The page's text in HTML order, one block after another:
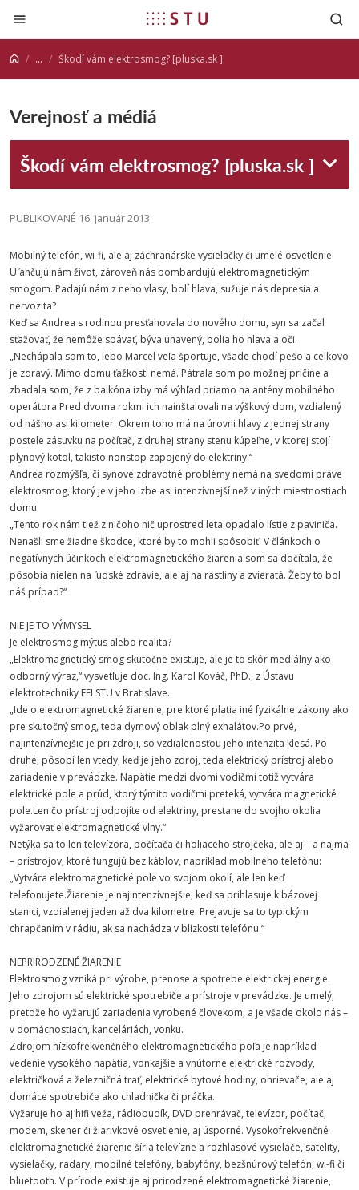
Prejsť na obsah
... Škodí vám elektrosmog? [pluska.sk ]
Verejnosť a médiá
Škodí vám elektrosmog? [pluska.sk ]
PUBLIKOVANÉ 16. január 2013
Mobilný telefón, wi-fi, ale aj záchranárske vysielačky či umelé osvetlenie.
Uľahčujú nám život, zároveň nás bombardujú elektromagnetickým
smogom. Padajú nám z neho vlasy, bolí hlava, sužuje nás depresia a
nervozita?
Keď sa Andrea s rodinou presťahovala do nového domu, syn sa začal
sťažovať, že nemôže spávať, býva unavený, bolia ho hlava a oči.
„Nechápala som to, lebo Marcel veľa športuje, všade chodí pešo a celkovo
je zdravý. Mimo domu ťažkosti nemá. Pátrala som po možnej príčine a
zbadala som, že z balkóna izby má výhľad priamo na antény mobilného
operátora.Pred dvoma rokmi ich nainštalovali na výškový dom, vzdialený
od nášho asi kilometer. Okrem toho má na úrovni hlavy z jednej strany
postele zásuvku na počítač, z druhej strany stenu kúpeľne, v ktorej stojí
plynový kotol, takisto nonstop zapojený do elektriny.“
Andrea rozmýšľa, či synove zdravotné problémy nemá na svedomí práve
elektrosmog, ktorý je v jeho izbe asi intenzívnejší než v iných miestnostiach
domu:
„Tento rok nám tiež z ničoho nič uprostred leta opadalo lístie z paviniča.
Nenašli sme žiadne škodce, ktoré by to mohli spôsobiť. V článkoch o
negatívnych účinkoch elektromagnetického žiarenia som sa dočítala, že
pôsobia nielen na ľudské zdravie, ale aj na rastliny a zvieratá. Žeby to bol
náš prípad?“
NIE JE TO VÝMYSEL
Je elektrosmog mýtus alebo realita?
„Elektromagnetický smog skutočne existuje, ale je to skôr mediálny ako
odborný výraz,“ vysvetľuje doc. Ing. Karol Kováč, PhD., z Ústavu
elektrotechniky FEI STU v Bratislave.
„Ide o elektromagnetické žiarenie, pre ktoré platia iné fyzikálne zákony ako
pre skutočný smog, teda dymový oblak plný exhalátov.Po prvé,
najintenzívnejšie je pri zdroji, so vzdialenosťou jeho intenzita klesá. Po
druhé, pôsobí len vtedy, keď je jeho zdroj, teda elektrický prístroj alebo
zariadenie v prevádzke. Napätie medzi dvomi vodičmi totiž vytvára
elektrické pole a prúd, ktorý týmito vodičmi preteká, vytvára magnetické
pole.Len čo prístroj odpojíte od elektriny, prestane do svojho okolia
vyžarovať elektromagnetické vlny.“
Netýka sa to len televízora, počítača či holiaceho strojčeka, ale aj – a najmä
– prístrojov, ktoré fungujú bez káblov, napríklad mobilného telefónu:
„Vytvára elektromagnetické pole vo svojom okolí, ale len keď
telefonujete.Žiarenie je najintenzívnejšie, keď sa prihlasuje k bázovej
stanici, vzdialenej jeden až dva kilometre. Prejavuje sa to typickým
chrapčaním v rádiu, ak sa nachádza v blízkosti telefónu.“
NEPRIRODZENÉ ŽIARENIE
Elektrosmog vzniká pri výrobe, prenose a spotrebe elektrickej energie.
Jeho zdrojom sú elektrické spotrebiče a prístroje v prevádzke. Je umelý,
pretože ho vyžarujú zariadenia vyrobené človekom, a je všade okolo nás –
v domácnostiach, kanceláriách, vonku.
Zdrojom nízkofrekvenčného elektromagnetického poľa je napríklad
vedenie vysokého napätia, vonkajšie a vnútorné elektrické rozvody,
električková a železničná trať, elektrické bytové hodiny, ohrievače, ale aj
domáce spotrebiče ako chladnička či práčka.
Vyžaruje ho aj hifi veža, rádiobudík, DVD prehrávač, televízor, počítač,
modem, skener či žiarivkové osvetlenie, aj úsporné. Vysokofrekvenčné
elektromagnetické žiarenie šíria televízne a rozhlasové vysielače, satelity,
vysielačky, radary, mobilné telefóny, babyfóny, bezšnúrový telefón, wi-fi či
bluetooth. V prírode existuje aj prirodzené elektromagnetické žiarenie,